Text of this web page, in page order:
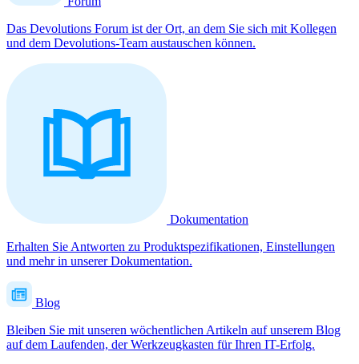
Das Devolutions Forum ist der Ort, an dem Sie sich mit Kollegen
und dem Devolutions-Team austauschen können.
Dokumentation
Erhalten Sie Antworten zu Produktspezifikationen, Einstellungen
und mehr in unserer Dokumentation.
Blog
Bleiben Sie mit unseren wöchentlichen Artikeln auf unserem Blog
auf dem Laufenden, der Werkzeugkasten für Ihren IT-Erfolg.